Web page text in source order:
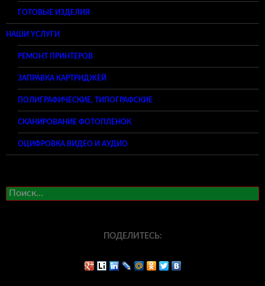
ГОТОВЫЕ ИЗДЕЛИЯ
НАШИ УСЛУГИ
РЕМОНТ ПРИНТЕРОВ
ЗАПРАВКА КАРТРИДЖЕЙ
ПОЛИГРАФИЧЕСКИЕ, ТИПОГРАФСКИЕ
СКАНИРОВАНИЕ ФОТОПЛЕНОК
ОЦИФРОВКА ВИДЕО И АУДИО
Найти:
ПОДЕЛИТЕСЬ: